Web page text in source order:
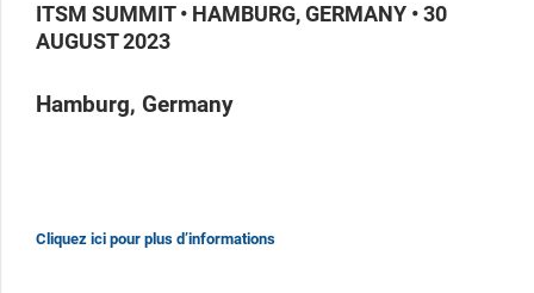
ITSM SUMMIT • HAMBURG, GERMANY • 30
AUGUST 2023
Hamburg, Germany
Cliquez ici pour plus d’informations